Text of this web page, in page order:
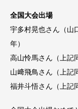
全国大会出場
宇多村晃也さん（山
年）
高山怜馬さん（上記
山﨑飛鳥さん（上記
福井斗悟さん（上記